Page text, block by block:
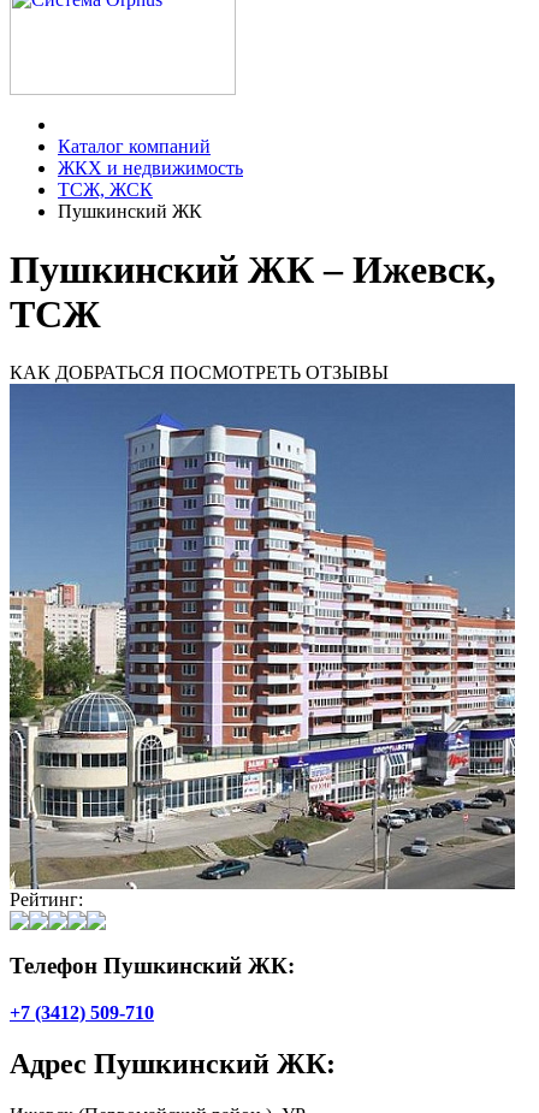
Каталог компаний
ЖКХ и недвижимость
ТСЖ, ЖСК
Пушкинский ЖК
Пушкинский ЖК – Ижевск,
ТСЖ
КАК ДОБРАТЬСЯ ПОСМОТРЕТЬ ОТЗЫВЫ
Рейтинг:
Телефон Пушкинский ЖК:
+7 (3412) 509-710
Адрес Пушкинский ЖК: